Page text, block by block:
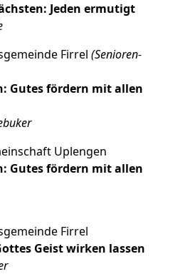
Jeden ermutigt
Firrel (Senioren-
Gutes fördern mit allen
Uplengen
Gutes fördern mit allen
Firrel
Geist wirken lassen